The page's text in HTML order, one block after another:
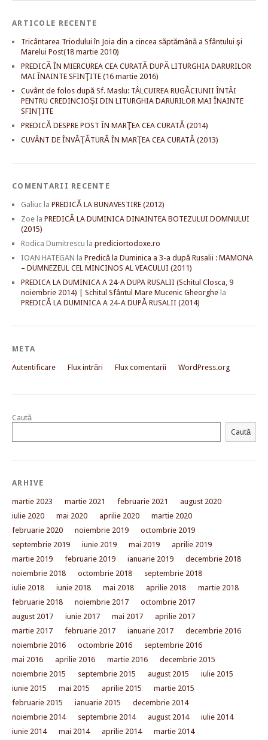
ARTICOLE RECENTE
Tricântarea Triodului în Joia din a cincea săptămână a Sfântului şi
Marelui Post(18 martie 2010)
PREDICĂ ÎN MIERCUREA CEA CURATĂ DUPĂ LITURGHIA DARURILOR
MAI ÎNAINTE SFINŢITE (16 martie 2016)
Cuvânt de folos după Sf. Maslu: TÂLCUIREA RUGĂCIUNII ÎNTÂI
PENTRU CREDINCIOŞI DIN LITURGHIA DARURILOR MAI ÎNAINTE
SFINŢITE
PREDICĂ DESPRE POST ÎN MARŢEA CEA CURATĂ (2014)
CUVÂNT DE ÎNVĂŢĂTURĂ ÎN MARŢEA CEA CURATĂ (2013)
COMENTARII RECENTE
Galiuc la PREDICĂ LA BUNAVESTIRE (2012)
Zoe la PREDICĂ LA DUMINICA DINAINTEA BOTEZULUI DOMNULUI
(2015)
Rodica Dumitrescu la prediciortodoxe.ro
IOAN HATEGAN la Predică la Duminica a 3-a după Rusalii : MAMONA
– DUMNEZEUL CEL MINCINOS AL VEACULUI (2011)
PREDICA LA DUMINICA A 24-A DUPA RUSALII (Schitul Closca, 9
noiembrie 2014) | Schitul Sfântul Mare Mucenic Gheorghe la
PREDICĂ LA DUMINICA A 24-A DUPĂ RUSALII (2014)
META
Autentificare Flux intrări Flux comentarii WordPress.org
Caută
Caută
ARHIVE
martie 2023 martie 2021 februarie 2021
august 2020
iulie 2020
mai 2020 aprilie 2020
martie 2020
februarie 2020
noiembrie 2019
octombrie 2019
septembrie 2019
iunie 2019 mai 2019
aprilie 2019
martie 2019
februarie 2019 ianuarie 2019
decembrie 2018
noiembrie 2018
octombrie 2018
septembrie 2018
iulie 2018
iunie 2018 mai 2018 aprilie 2018
martie 2018
februarie 2018
noiembrie 2017
octombrie 2017
august 2017
iunie 2017 mai 2017
aprilie 2017
martie 2017
februarie 2017 ianuarie 2017
decembrie 2016
noiembrie 2016
octombrie 2016
septembrie 2016
mai 2016
aprilie 2016 martie 2016
decembrie 2015
noiembrie 2015
septembrie 2015 august 2015
iulie 2015
iunie 2015
mai 2015 aprilie 2015
martie 2015
februarie 2015
ianuarie 2015
decembrie 2014
noiembrie 2014
septembrie 2014 august 2014
iulie 2014
iunie 2014
mai 2014 aprilie 2014 martie 2014